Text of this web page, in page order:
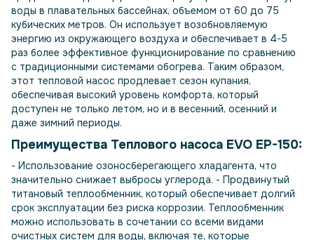
воды в плавательных бассейнах, объемом от 60 до 75
кубических метров. Он использует возобновляемую
энергию из окружающего воздуха и обеспечивает в 4-5
раз более эффективное функционирование по сравнению
с традиционными системами обогрева. Таким образом,
этот тепловой насос продлевает сезон купания,
обеспечивая высокий уровень комфорта, который
доступен не только летом, но и в весенний, осенний и
даже зимний периоды.
Преимущества Теплового насоса EVO EP-150:
- Использование озоносберегающего хладагента, что
значительно снижает выбросы углерода. - Продвинутый
титановый теплообменник, который обеспечивает долгий
срок эксплуатации без риска коррозии. Теплообменник
можно использовать в сочетании со всеми видами
очистных систем для воды, включая те, которые